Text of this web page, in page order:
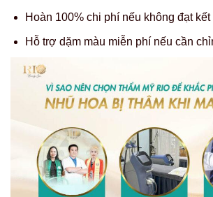
Hoàn 100% chi phí nếu không đạt kết
Hỗ trợ dặm màu miễn phí nếu cần